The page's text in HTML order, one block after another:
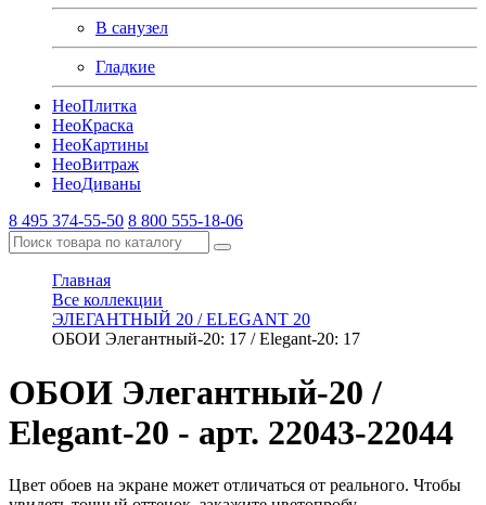
В санузел
Гладкие
НеоПлитка
НеоКраска
НеоКартины
НеоВитраж
НеоДиваны
8 495 374-55-50 8 800 555-18-06
Главная
Все коллекции
ЭЛЕГАНТНЫЙ 20 / ELEGANT 20
ОБОИ Элегантный-20: 17 / Elegant-20: 17
ОБОИ Элегантный-20 /
Elegant-20 - арт. 22043-22044
Цвет обоев на экране может отличаться от реального. Чтобы